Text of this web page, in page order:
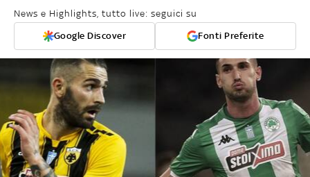
News e Highlights, tutto live: seguici su
Google Discover Fonti Preferite